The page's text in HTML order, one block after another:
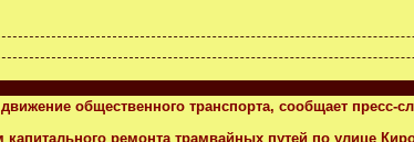
общественного транспорта, сообщает пресс-
ремонта трамвайных путей по улице